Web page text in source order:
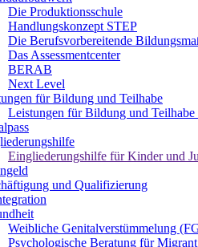
Die Produktionsschule
Handlungskonzept STEP
Die Berufsvorbereitende
Das Assessmentcenter
BERAB
Next Level
für Bildung und Teilhabe
Leistungen für Bildung und
Eingliederungshilfe für Kinder und
und Qualifizierung
Weibliche Genitalverstümmelung
Psychologische Beratung für